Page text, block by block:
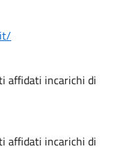
affidati incarichi di
affidati incarichi di